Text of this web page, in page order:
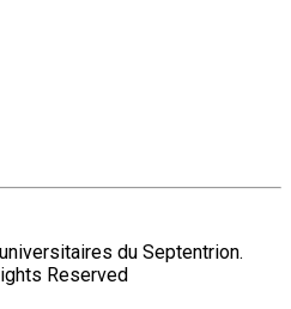
du Septentrion.
Reserved